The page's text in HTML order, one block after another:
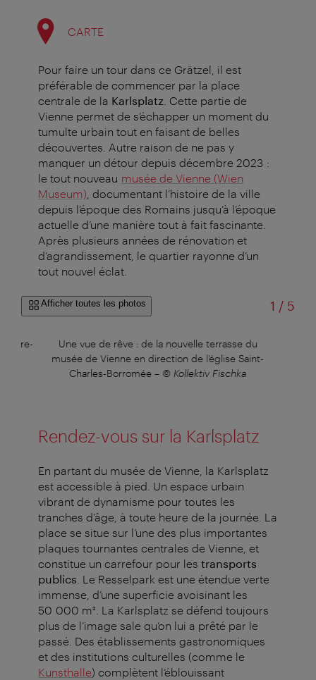
CARTE
Pour faire un tour dans ce Grätzel, il est
préférable de commencer par la place
centrale de la Karlsplatz . Cette partie de
Vienne permet de s’échapper un moment du
tumulte urbain tout en faisant de belles
découvertes. Autre raison de ne pas y
manquer un détour depuis décembre 2023 :
le tout nouveau musée de Vienne (Wien
Museum) , documentant l’histoire de la ville
depuis l’époque des Romains jusqu’à l’époque
actuelle d’une manière tout à fait fascinante.
Après plusieurs années de rénovation et
d’agrandissement, le quartier rayonne d’un
tout nouvel éclat.
Afficher toutes les photos 1 /sur
5
Une vue de rêve : de la nouvelle terrasse du
musée de Vienne en direction de l’église Saint-
Charles-Borromée– © Kollektiv Fischka
Rendez-vous sur la Karlsplatz
En partant du musée de Vienne, la Karlsplatz
est accessible à pied. Un espace urbain
vibrant de dynamisme pour toutes les
tranches d’âge, à toute heure de la journée. La
place se situe sur l’une des plus importantes
plaques tournantes centrales de Vienne, et
constitue un carrefour pour les transports
publics . Le Resselpark est une étendue verte
immense, d’une superficie avoisinant les
50 000 m². La Karlsplatz se défend toujours
plus de l’image sale qu’on lui a prêté par le
passé. Des établissements gastronomiques
et des institutions culturelles (comme le
Kunsthalle) complètent l’éblouissant